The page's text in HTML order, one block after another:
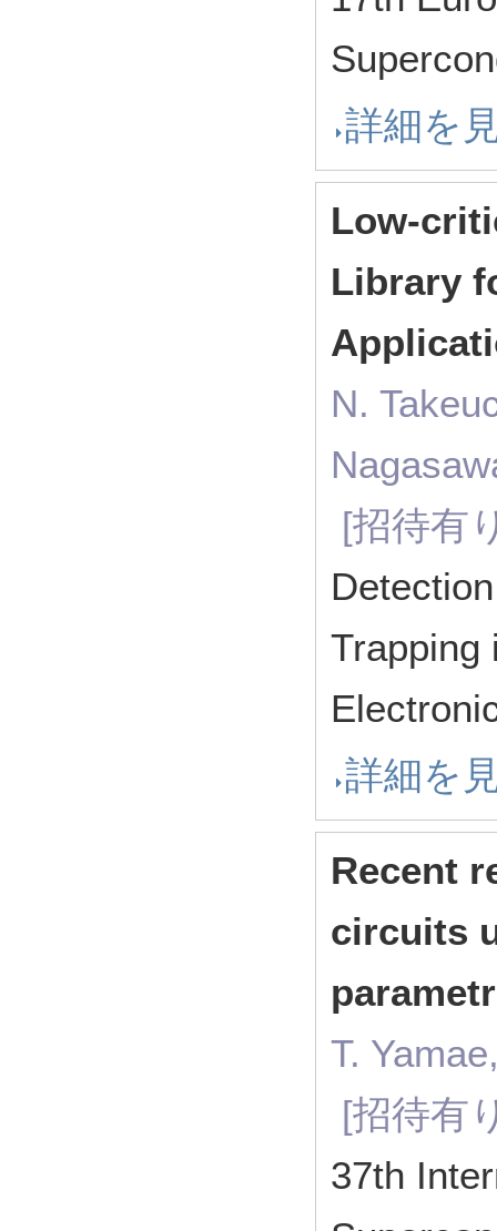
詳細を
Low-
Library
N.
[招待有
Trapping
詳細を
Recent
circuits
T.
[招待有
37th